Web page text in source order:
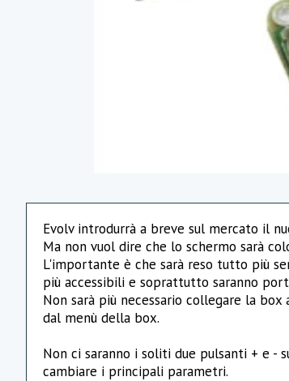
Evolv introdurrà a breve sul mercato il
Ma non vuol dire che lo schermo sarà
L'importante è che sarà reso tutto più
più accessibili e soprattutto saranno
Non sarà più necessario collegare la
dal menù della box.
Non ci saranno i soliti due pulsanti + e -
cambiare i principali parametri.